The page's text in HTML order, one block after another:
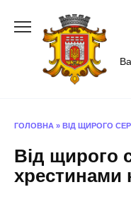
ГОЛОВНА » ВІД ЩИРОГО
Від щирого
хрестинами